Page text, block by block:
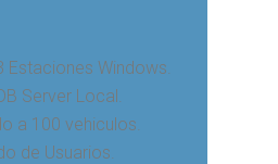
Estaciones Windows.
Server Local.
a 100 vehiculos.
de Usuarios.